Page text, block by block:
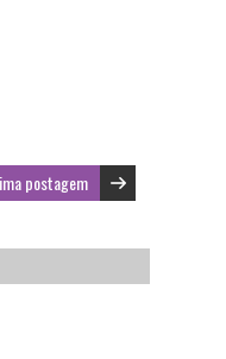
postagem